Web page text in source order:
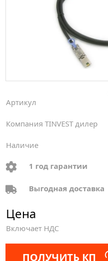
Артикул
Компания TINVEST дилер
Наличие
1 год гарантии
Выгодная доставка
Цена
Включает НДС
ПОЛУЧИТЬ КП